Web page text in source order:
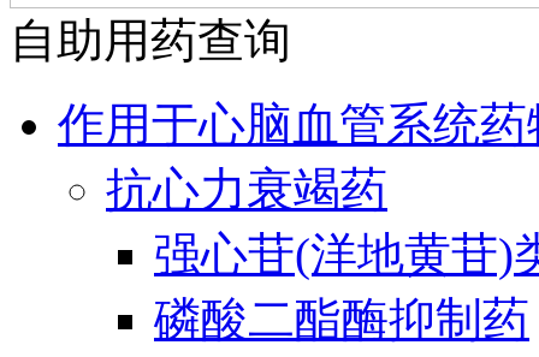
自助用药查询
作用于心脑血管系统药
抗心力衰竭药
强心苷(洋地黄苷)
磷酸二酯酶抑制药